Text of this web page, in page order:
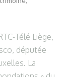
Télé Liège,
députée
La